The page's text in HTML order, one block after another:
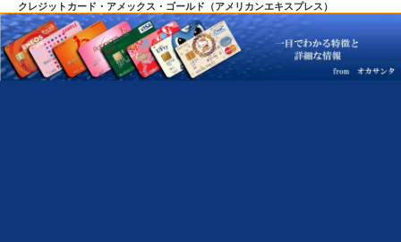
クレジットカード・アメックス・ゴールド（アメリカンエキスプレス）